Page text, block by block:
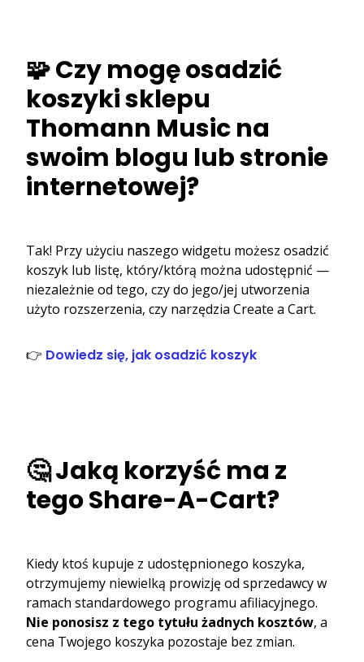
🧩 Czy mogę osadzić
koszyki sklepu
Thomann Music na
swoim blogu lub stronie
internetowej?
Tak! Przy użyciu naszego widgetu możesz osadzić
koszyk lub listę, który/którą można udostępnić —
niezależnie od tego, czy do jego/jej utworzenia
użyto rozszerzenia, czy narzędzia Create a Cart.
👉 Dowiedz się, jak osadzić koszyk
🤔 Jaką korzyść ma z
tego Share-A-Cart?
Kiedy ktoś kupuje z udostępnionego koszyka,
otrzymujemy niewielką prowizję od sprzedawcy w
ramach standardowego programu afiliacyjnego.
Nie ponosisz z tego tytułu żadnych kosztów, a
cena Twojego koszyka pozostaje bez zmian.